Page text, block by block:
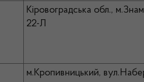
Кіровоградська обл.,
22-Л
м.Кропивницький,